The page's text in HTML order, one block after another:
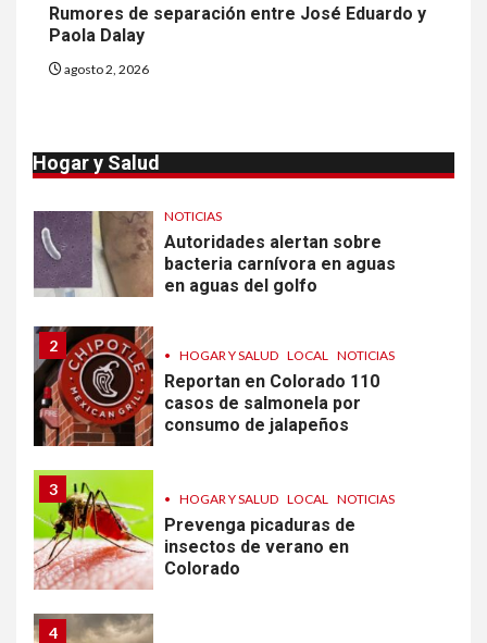
Rumores de separación entre José Eduardo y
Paola Dalay
agosto 2, 2026
Hogar y Salud
NOTICIAS
Autoridades alertan sobre
bacteria carnívora en aguas
en aguas del golfo
2
• HOGAR Y SALUD LOCAL NOTICIAS
Reportan en Colorado 110
casos de salmonela por
consumo de jalapeños
3
• HOGAR Y SALUD LOCAL NOTICIAS
Prevenga picaduras de
insectos de verano en
Colorado
4